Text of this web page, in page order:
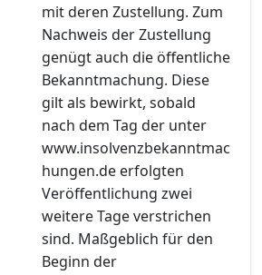
mit deren Zustellung. Zum
Nachweis der Zustellung
genügt auch die öffentliche
Bekanntmachung. Diese
gilt als bewirkt, sobald
nach dem Tag der unter
www.insolvenzbekanntmac
hungen.de erfolgten
Veröffentlichung zwei
weitere Tage verstrichen
sind. Maßgeblich für den
Beginn der